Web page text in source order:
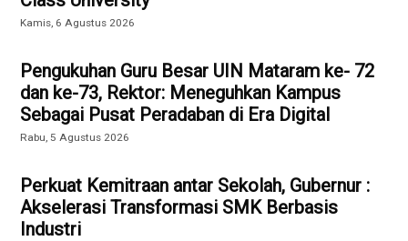
Kamis, 6 Agustus 2026
Pengukuhan Guru Besar UIN Mataram ke- 72
dan ke-73, Rektor: Meneguhkan Kampus
Sebagai Pusat Peradaban di Era Digital
Rabu, 5 Agustus 2026
Perkuat Kemitraan antar Sekolah, Gubernur :
Akselerasi Transformasi SMK Berbasis
Industri